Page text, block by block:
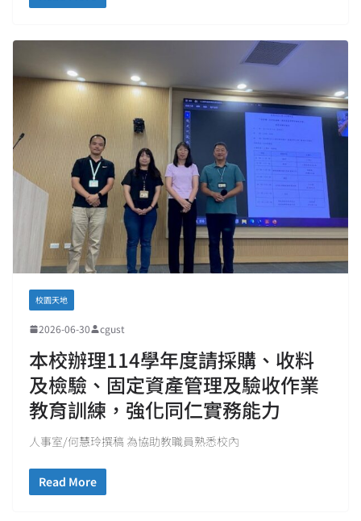
校園天地
2026-06-30 cgust
本校辦理114學年度請採購、收料
及檢驗、固定資產管理及驗收作業
教育訓練，強化同仁實務能力
人事室/何慧玲撰稿 為協助教職員熟悉校內
Read More